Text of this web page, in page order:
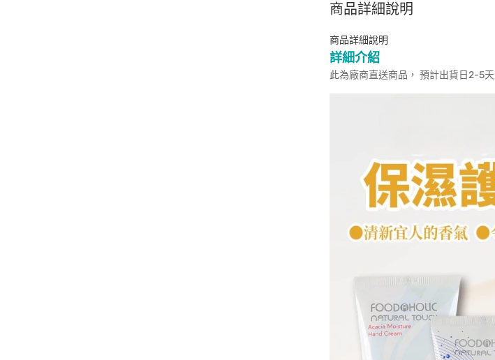
商品詳細說明
商品詳細說明
詳細介紹
此為廠商直送商品， 預計出貨日2-5天